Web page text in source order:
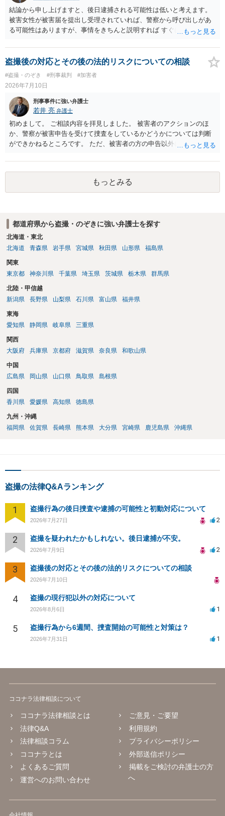
結論から申し上げますと、後日逮捕される可能性は低いと考えます。
被害女性が被害届を提出し受理されていれば、警察から呼び出しがあ
る可能性はありますが、事情をきちんと説明すれば すぐに逮捕される
の画像が盗撮した画像等であれば別途問題となる可能性はあります
が、被害者が特定できない以上、 立件することは難しく、厳重注意で
盗撮後の対応とその後の法的リスクについての相談
#盗撮・のぞき #刑事裁判 #加害者
2026年7月10日
刑事事件に強い弁護士
若井 亮 弁護士
初めまして。 ご相談内容を拝見しました。 被害者のアクションのほ
か、警察が被害申告を受けて捜査をしているかどうかについては判断
ができかねるところです。 ただ、被害者の方の申告以外に証拠が無い
す。 万が一、警察から連絡が来るようなことがあれば、その際に改め
て弁護士にご相談ください。
もっとみる
都道府県から盗撮・のぞきに強い弁護士を探す
北海道・東北
北海道
青森県 岩手県 宮城県 秋田県 山形県 福島県
関東
東京都
神奈川県 千葉県 埼玉県 茨城県 栃木県 群馬県
北陸・甲信越
新潟県
長野県 山梨県 石川県 富山県 福井県
東海
愛知県
静岡県 岐阜県 三重県
関西
大阪府
兵庫県 京都府 滋賀県 奈良県 和歌山県
中国
広島県
岡山県 山口県 鳥取県 島根県
四国
香川県
愛媛県 高知県 徳島県
九州・沖縄
福岡県
佐賀県 長崎県 熊本県 大分県 宮崎県 鹿児島県 沖縄県
盗撮の法律Q&Aランキング
1 盗撮行為の後日捜査や逮捕の可能性と初動対応について
2026年7月27日 2
2 盗撮を疑われたかもしれない。後日逮捕が不安。
2026年7月9日 2
3 盗撮後の対応とその後の法的リスクについての相談
2026年7月10日
4 盗撮の現行犯以外の対応について
2026年8月6日 1
5 盗撮行為から6週間、捜査開始の可能性と対策は？
2026年7月31日 1
ココナラ法律相談について
ココナラ法律相談とは
法律Q&A
法律相談コラム
ココナラとは
よくあるご質問
運営へのお問い合わせ
ご意見・ご要望
利用規約
プライバシーポリシー
外部送信ポリシー
掲載をご検討の弁護士の方
へ